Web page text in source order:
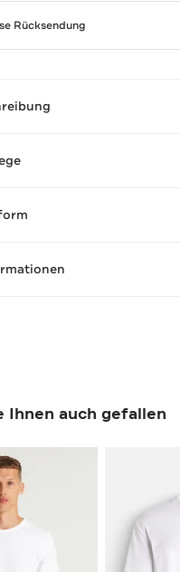
Rücksendung
Ihnen auch gefallen